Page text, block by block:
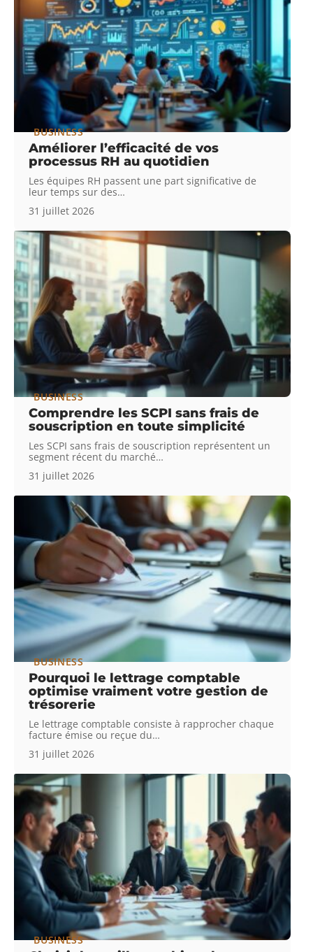
BUSINESS
Améliorer l’efficacité de vos
processus RH au quotidien
Les équipes RH passent une part significative de
leur temps sur des…
31 juillet 2026
BUSINESS
Comprendre les SCPI sans frais de
souscription en toute simplicité
Les SCPI sans frais de souscription représentent un
segment récent du marché…
31 juillet 2026
BUSINESS
Pourquoi le lettrage comptable
optimise vraiment votre gestion de
trésorerie
Le lettrage comptable consiste à rapprocher chaque
facture émise ou reçue du…
31 juillet 2026
BUSINESS